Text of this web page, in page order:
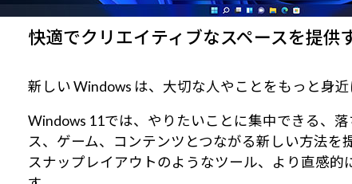
快適でクリエイティブなスペースを提供
新しい Windows は、大切な人やことをもっと身
Windows 11では、やりたいことに集中できる、
ス、ゲーム、コンテンツとつながる新しい方法
スナップレイアウトのようなツール、より直感